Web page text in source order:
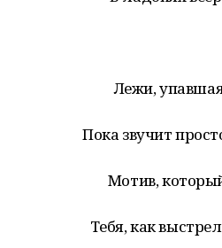
Лежи,
Пока звучит
Мотив,
Тебя, как